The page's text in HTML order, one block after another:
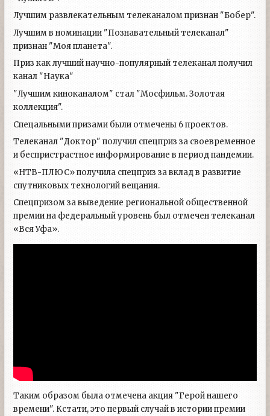
Лучшим развлекательным телеканалом признан "Бобер".
Лучшим в номинации "Познавательный телеканал"
признан "Моя планета".
Приз как лучший научно-популярный телеканал получил
канал "Наука"
"Лучшим киноканалом" стал "Мосфильм. Золотая
коллекция".
Спецальными призами были отмечены 6 проектов.
Телеканал "Доктор" получил спецприз за своевременное
и беспристрастное информирование в период пандемии.
«НТВ-ПЛЮС» получила спецприз за вклад в развитие
спутниковых технологий вещания.
Спецпризом за выведение региональной общественной
премии на федеральный уровень был отмечен телеканал
«Вся Уфа».
Таким образом была отмечена акция "Герой нашего
времени". Кстати, это первый случай в истории премии